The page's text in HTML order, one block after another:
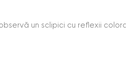
un sclipici cu reflexii